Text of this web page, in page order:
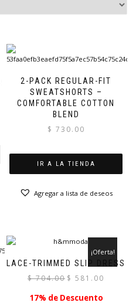
2-PACK REGULAR-FIT
SWEATSHORTS –
COMFORTABLE COTTON
BLEND
$ 730.00
IR A LA TIENDA
Agregar a lista de deseos
LACE-TRIMMED SLIP DRESS
¡Oferta!
$704.00 El
original
$ 581.00
17% de Descuento